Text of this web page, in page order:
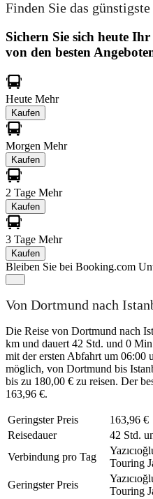
Finden Sie das
Sichern Sie sich heute
von den besten
Heute Mehr
Kaufen
Morgen Mehr
Kaufen
2 Tage Mehr
Kaufen
3 Tage Mehr
Kaufen
Bleiben Sie bei Booking.com
Von Dortmund nach
Die Reise von Dortmund nach
km und dauert 42 Std. und 0
mit der ersten Abfahrt um 06:00
möglich, von Dortmund bis
bis zu 180,00 € zu reisen. Der
163,96 €.
Geringster Preis
163,96 €
Reisedauer
42 Std.
Verbindung pro Tag
Touring
Geringster Preis
Touring